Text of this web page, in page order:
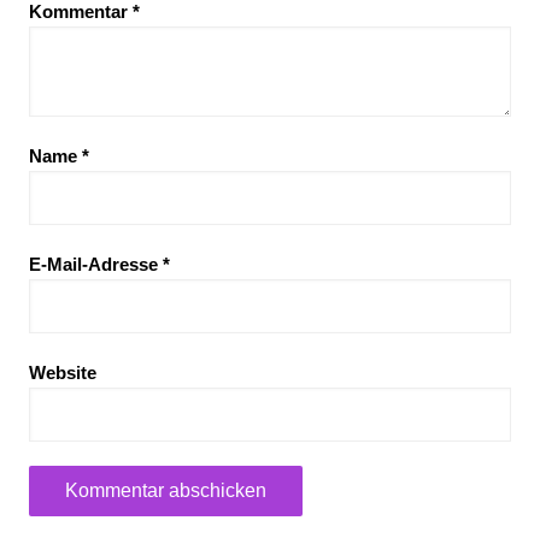
Kommentar *
Name *
E-Mail-Adresse *
Website